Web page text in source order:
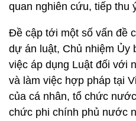
quan nghiên cứu, tiếp thu
Đề cập tới một số vấn đề
dự án luật, Chủ nhiệm Ủy
việc áp dụng Luật đối với
và làm việc hợp pháp tại
của cá nhân, tổ chức
chức phi chính phủ nước